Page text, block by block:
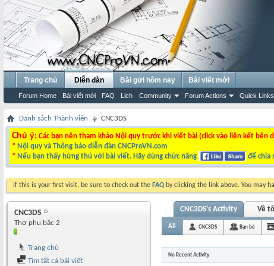
Trang chủ Diễn đàn
Forum Home Bài viết mới FAQ Lịch Community Forum Actions Quick Links
Bài gửi hôm nay Bài viết mới
Danh sách Thành viên CNC3DS
Chú ý: Các bạn nên tham khảo Nội quy trước khi viết bài (click vào liên kết bên
* Nội quy và Thông báo diễn đàn CNCProVN.com
* Nếu bạn thấy hứng thú với bài viết. Hãy dùng chức năng để chia
If this is your first visit, be sure to check out the FAQ by clicking the link above. You may
CNC3DS
Thợ phụ bậc 2
Trang chủ
Tìm tất cả bài viết
CNC3DS's Activity Về
All CNC3DS Bạn bè
No Recent Activity